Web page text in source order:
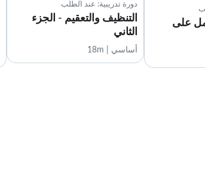
على
دورة تدريبية: عند الطلب
التنظيف والتعقيم - الجزء
الثاني
أساسي | 18m